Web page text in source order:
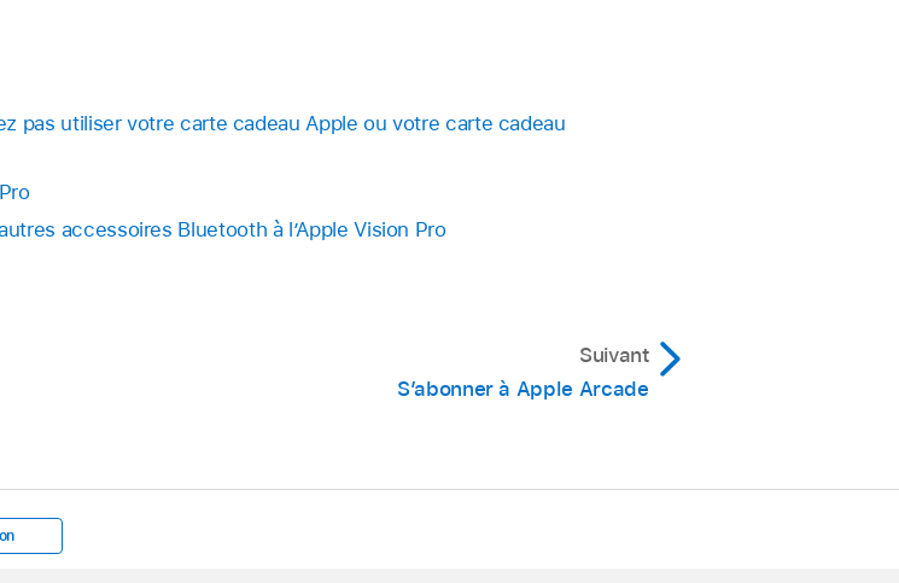
pas utiliser votre carte cadeau Apple ou votre carte cadeau
accessoires Bluetooth à l’Apple Vision Pro
Suivant
S’abonner à Apple Arcade